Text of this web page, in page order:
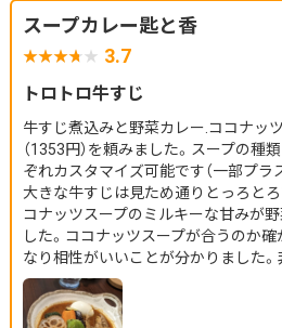
スープカレー匙と香
3.7
トロトロ牛すじ
牛すじ煮込みと野菜カレー.ココナッ
（1353円）を頼みました。スープの種
ぞれカスタマイズ可能です（一部プラ
大きな牛すじは見ため通りとっろと
コナッツスープのミルキーな甘みが
した。ココナッツスープが合うのか
なり相性がいいことが分かりました。